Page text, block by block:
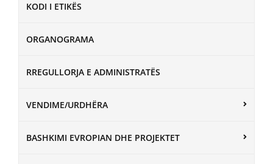
KODI I ETIKËS
ORGANOGRAMA
RREGULLORJA E ADMINISTRATËS
VENDIME/URDHËRA
BASHKIMI EVROPIAN DHE PROJEKTET